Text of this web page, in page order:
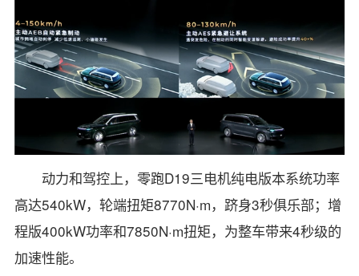
动力和驾控上，零跑D19三电机纯电版本系统功率
高达540kW，轮端扭矩8770N·m，跻身3秒俱乐部；增
程版400kW功率和7850N·m扭矩，为整车带来4秒级的
加速性能。